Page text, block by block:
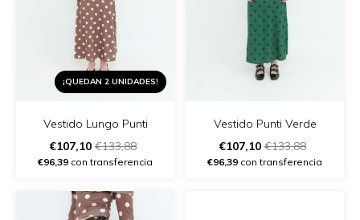
¡QUEDAN 2 UNIDADES!
Vestido Lungo Punti
€107,10 €133,88
€96,39 con transferencia
Vestido Punti Verde
€107,10 €133,88
€96,39 con transferencia